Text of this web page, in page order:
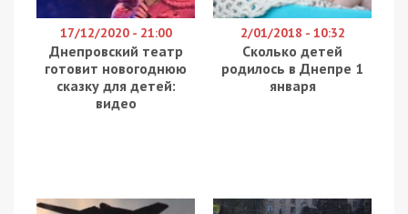
17/12/2020 - 21:00
Днепровский театр
готовит новогоднюю
сказку для детей:
видео
2/01/2018 - 10:32
Сколько детей
родилось в Днепре 1
января